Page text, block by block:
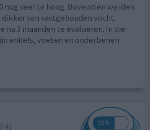
nog veel te hoog. Bovendien werden
van vastgehouden vocht.
na 3 maanden te evalueren. In die
enkels, voeten en onderbenen
41